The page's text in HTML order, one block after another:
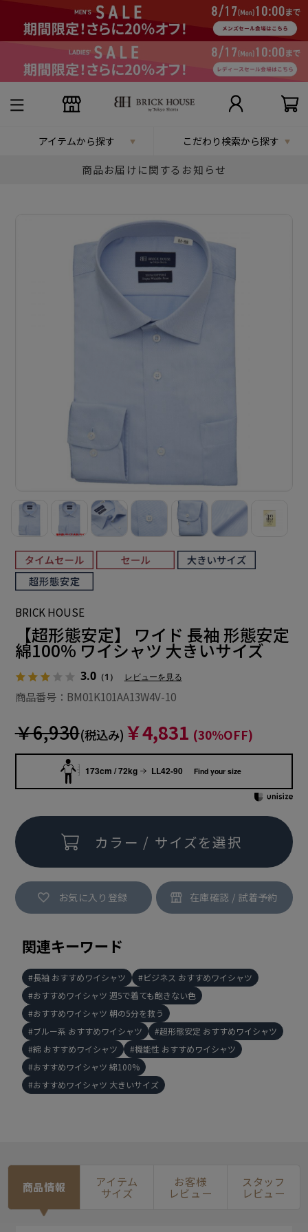
アイテムから探す こだわり検索から探す
商品お届けに関するお知らせ
BRICK HOUSE
【超形態安定】 ワイド 長袖 形態安定
綿100% ワイシャツ 大きいサイズ
3.0（1） レビューを見る
商品番号：BM01K101AA13W4V-10
￥6,930(税込み) ￥4,831 (30%OFF)
173cm / 72kg LL42-90 Find your size
カラー / サイズを選択
お気に入り登録
関連キーワード
長袖 おすすめワイシャツ
ビジネス おすすめワイシャツ
おすすめワイシャツ 週5で着ても飽きない色
おすすめワイシャツ 朝の5分を救う
ブルー系 おすすめワイシャツ
超形態安定 おすすめワイシャツ
綿 おすすめワイシャツ
機能性 おすすめワイシャツ
おすすめワイシャツ 綿100%
おすすめワイシャツ 大きいサイズ
商品情報 アイテム
サイズ
お客様
レビュー
スタッフ
レビュー